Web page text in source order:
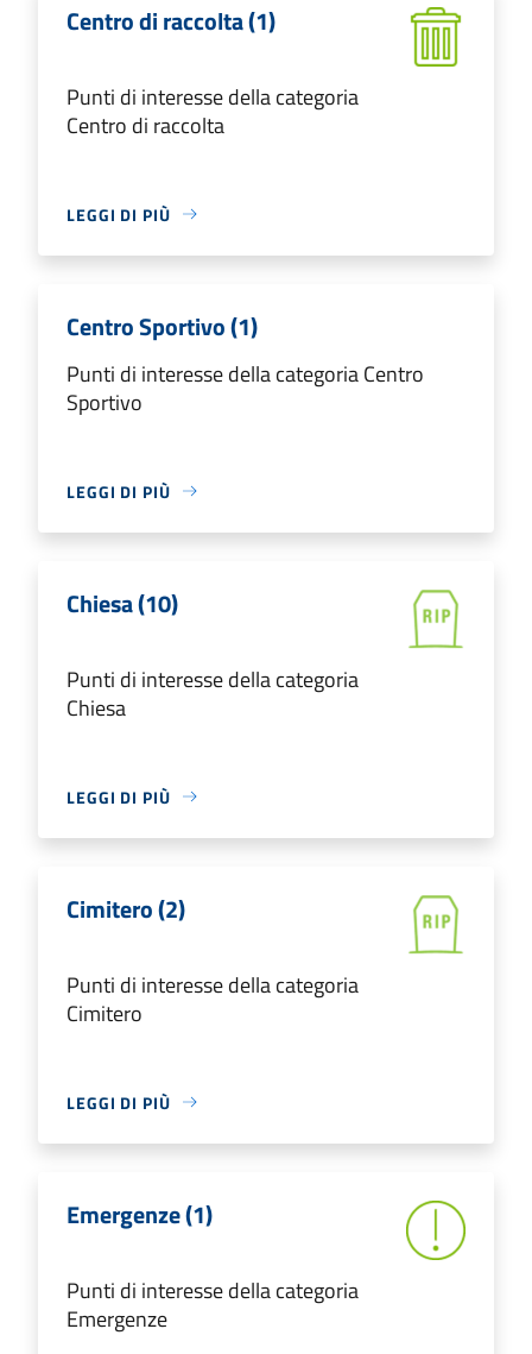
Centro di raccolta (1)
Punti di interesse della categoria
Centro di raccolta
LEGGI DI PIÙ
Centro Sportivo (1)
Punti di interesse della categoria Centro
Sportivo
LEGGI DI PIÙ
Chiesa (10)
Punti di interesse della categoria
Chiesa
LEGGI DI PIÙ
Cimitero (2)
Punti di interesse della categoria
Cimitero
LEGGI DI PIÙ
Emergenze (1)
Punti di interesse della categoria
Emergenze